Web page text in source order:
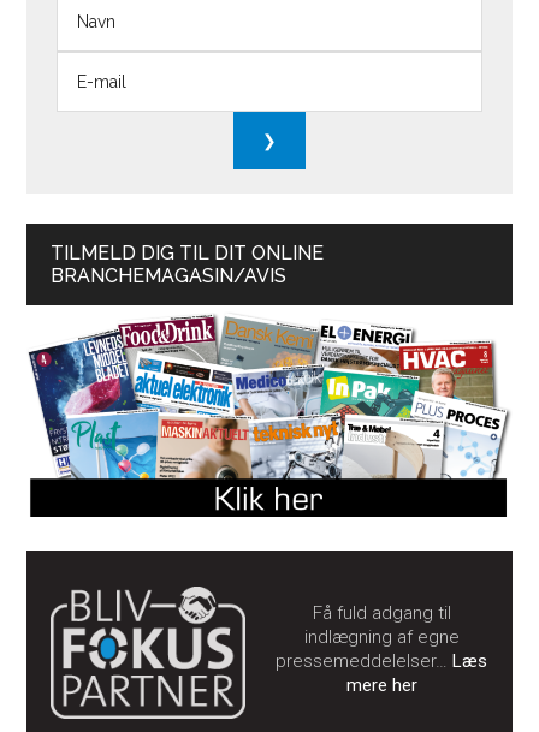
TILMELD DIG TIL DIT ONLINE
BRANCHEMAGASIN/AVIS
Få fuld adgang til
indlægning af egne
pressemeddelelser…Læs
mere her